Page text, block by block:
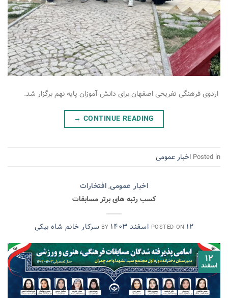
اردوی فرهنگی تفریحی اصفهان برای دانش آموزان پایه نهم برگزار شد.
CONTINUE READING
→
Posted in اخبار عمومی
اخبار عمومی, افتخارات
کسب رتبه های برتر مسابقات
POSTED ON ۱۲ اسفند ۱۴۰۳ سرکار خانم شاه بیکی
۱۲
اسفند